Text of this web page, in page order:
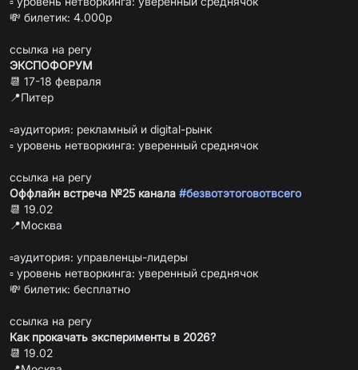
💸 билетик: 4.000р
ссылка на регу
ЭКСПОФОРУМ
📆 17-18 февраля
📍Питер
▫️аудитория: рекламный и digital-рынк
▫️ уровень нетворкинга: уверенный среднячок
ссылка на регу
Оффлайн встреча №25 канала #безвотэтоговотвсего
📆 19.02
📍Москва
▫️аудитория: управленцы-лидеры
▫️ уровень нетворкинга: уверенный среднячок
💸 билетик: бесплатно
ссылка на регу
Как прокачать эксперименты в 2026?
📆 19.02